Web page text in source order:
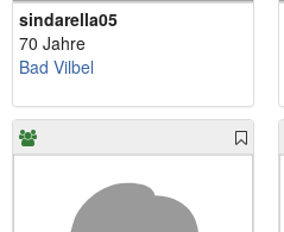
sindarella05
70 Jahre
Bad Vilbel